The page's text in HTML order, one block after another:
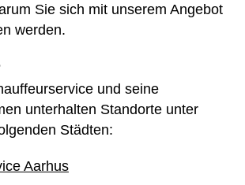
Sie sich mit unserem Angebot
werden.
und seine
unterhalten Standorte unter
Städten:
Aarhus